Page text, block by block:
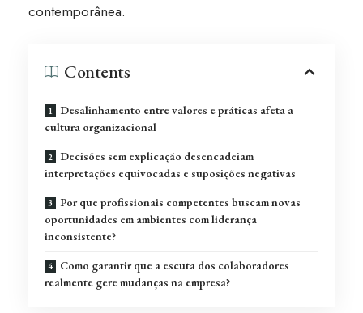
contemporânea.
Contents
Desalinhamento entre valores e práticas afeta a
cultura organizacional
Decisões sem explicação desencadeiam
interpretações equivocadas e suposições negativas
Por que profissionais competentes buscam novas
oportunidades em ambientes com liderança
inconsistente?
Como garantir que a escuta dos colaboradores
realmente gere mudanças na empresa?